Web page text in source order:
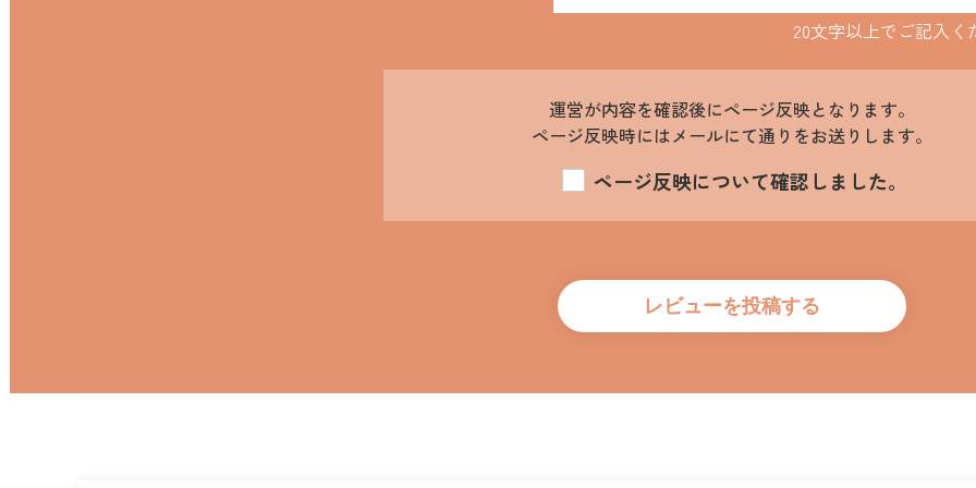
20文字以上でご記入く
運営が内容を確認後にページ反映となります。
ページ反映時にはメールにて通りをお送りします。
ページ反映について確認しました。